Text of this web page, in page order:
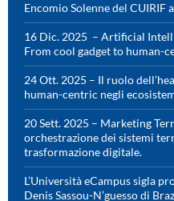
Encomio Solenne del
16 Dic. 2025 – Artificial
From cool gadget to human-
24 Ott. 2025 – Il ruolo
human-centric negli
20 Sett. 2025 – Marketing
orchestrazione dei sistemi
trasformazione digitale.
L’Università eCampus sigla
Denis Sassou-N’guesso di